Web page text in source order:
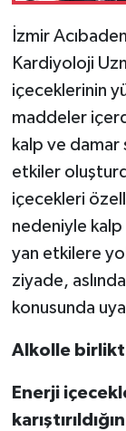
İzmir
Kardiyoloji
içeceklerinin
maddeler
kalp ve
etkiler
içecekleri
nedeniyle
yan etkilere
ziyade,
konusunda
Alkolle
Enerji